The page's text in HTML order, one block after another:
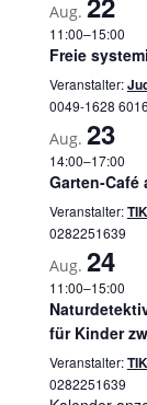
Aug.
11:00–15:00
Freie
Veranstalter:
0049-1628
Aug. 23
14:00–17:00
Garten-Café
Veranstalter:
0282251639
Aug. 24
11:00–15:00
für Kinder
Veranstalter:
0282251639